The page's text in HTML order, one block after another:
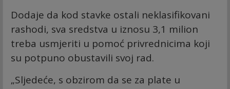
Dodaje da kod stavke ostali neklasifikovani
rashodi, sva sredstva u iznosu 3,1 milion
treba usmjeriti u pomoć privrednicima koji
su potpuno obustavili svoj rad.
„Sljedeće, s obzirom da se za plate u